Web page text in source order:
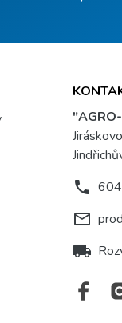
phone
mail_outline
local_shipping